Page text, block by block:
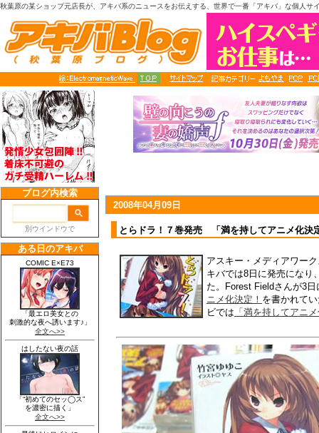
秋葉原の某ショップ元店長が、アキバ系のニュースをお伝えする、世界で一番「アキバ」な個人サ
2008年04月09日
とらドラ！７巻発売 「満を持してアニメ化決
アスキー・メディアワー
キバでは8日に発売になり
た。Forest Fieldさんが3日
ニメ化決定！ を書かれて
ビでは 「満を持してアニ